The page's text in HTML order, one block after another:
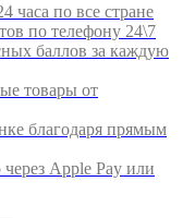
часа по все стране
по телефону 24\7
баллов за каждую
товары от
благодаря прямым
через Apple Pay или